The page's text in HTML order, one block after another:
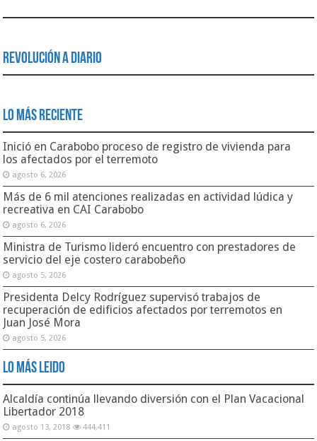
Revolución a Diario
Lo Más Reciente
Inició en Carabobo proceso de registro de vivienda para
los afectados por el terremoto
agosto 6, 2026
Más de 6 mil atenciones realizadas en actividad lúdica y
recreativa en CAI Carabobo
agosto 6, 2026
Ministra de Turismo lideró encuentro con prestadores de
servicio del eje costero carabobeño
agosto 5, 2026
Presidenta Delcy Rodríguez supervisó trabajos de
recuperación de edificios afectados por terremotos en
Juan José Mora
agosto 5, 2026
Lo Más Leido
Alcaldía continúa llevando diversión con el Plan Vacacional
Libertador 2018
agosto 13, 2018 444,411